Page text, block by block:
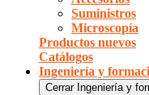
Suministros
Microscopía
Productos nuevos
Catálogos
Ingeniería y
Cerrar Ingeniería y